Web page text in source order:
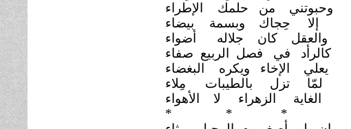
وحبوتني من حلمك
الإطراء
إلا حِجاك وبسمة
بيضاء
والعقل كان جلاله
أضواء
كالرأد في فصل الربيع صفاء
يعلي الإخاء ويكره
البغضاء
لمّا تزل بالطيبات
مِلاء
الغاية الزهراء لا الأهواء
* *
*